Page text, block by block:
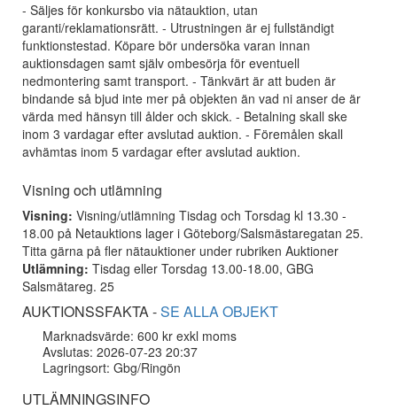
- Säljes för konkursbo via nätauktion, utan
garanti/reklamationsrätt. - Utrustningen är ej fullständigt
funktionstestad. Köpare bör undersöka varan innan
auktionsdagen samt själv ombesörja för eventuell
nedmontering samt transport. - Tänkvärt är att buden är
bindande så bjud inte mer på objekten än vad ni anser de är
värda med hänsyn till ålder och skick. - Betalning skall ske
inom 3 vardagar efter avslutad auktion. - Föremålen skall
avhämtas inom 5 vardagar efter avslutad auktion.
Visning och utlämning
Visning: Visning/utlämning Tisdag och Torsdag kl 13.30 -
18.00 på Netauktions lager i Göteborg/Salsmästaregatan 25.
Titta gärna på fler nätauktioner under rubriken Auktioner
Utlämning: Tisdag eller Torsdag 13.00-18.00, GBG
Salsmätareg. 25
AUKTIONSSFAKTA -SE ALLA OBJEKT
Marknadsvärde: 600 kr exkl moms
Avslutas: 2026-07-23 20:37
Lagringsort: Gbg/Ringön
UTLÄMNINGSINFO